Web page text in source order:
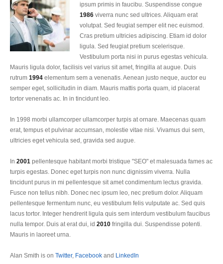
ipsum primis in faucibu. Suspendisse congue
1986 viverra nunc sed ultrices. Aliquam erat
volutpat. Sed feugiat semper elit nec euismod.
Cras pretium ultricies adipiscing. Etiam id dolor
ligula. Sed feugiat pretium scelerisque.
Vestibulum porta nisi in purus egestas vehicula.
Mauris ligula dolor, facilisis vel varius sit amet, fringilla at augue. Duis
rutrum 1994 elementum sem a venenatis. Aenean justo neque, auctor eu
semper eget, sollicitudin in diam. Mauris mattis porta quam, id placerat
tortor venenatis ac. In in tincidunt leo.
In 1998 morbi ullamcorper ullamcorper turpis at ornare. Maecenas quam
erat, tempus et pulvinar accumsan, molestie vitae nisi. Vivamus dui sem,
ultricies eget vehicula sed, gravida sed augue.
In 2001 pellentesque habitant morbi tristique "SEO" et malesuada fames ac
turpis egestas. Donec eget turpis non nunc dignissim viverra. Nulla
tincidunt purus in mi pellentesque sit amet condimentum lectus gravida.
Fusce non tellus nibh. Donec nec ipsum leo, nec pretium dolor. Aliquam
pellentesque fermentum nunc, eu vestibulum felis vulputate ac. Sed quis
lacus tortor. Integer hendrerit ligula quis sem interdum vestibulum faucibus
nulla tempor. Duis at erat dui, id 2010 fringilla dui. Suspendisse potenti.
Mauris in laoreet urna.
Alan Smith is on Twitter, Facebook and LinkedIn